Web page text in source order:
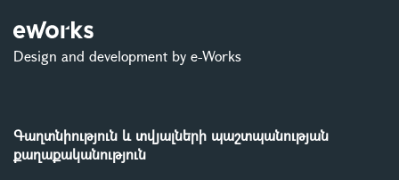
Design and development by e-Works
Գաղտնիություն և տվյալների պաշտպանության
քաղաքականություն